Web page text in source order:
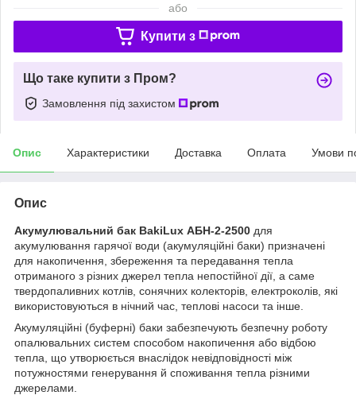
або
Купити з
Що таке купити з Пром?
Замовлення під захистом
Опис Характеристики Доставка Оплата Умови
Опис
Акумулювальний бак BakiLux АБН-2-2500 для
акумулювання гарячої води (акумуляційні баки) призначені
для накопичення, збереження та передавання тепла
отриманого з різних джерел тепла непостійної дії, а саме
твердопаливних котлів, сонячних колекторів, електроколів, які
використовуються в нічний час, теплові насоси та інше.
Акумуляційні (буферні) баки забезпечують безпечну роботу
опалювальних систем способом накопичення або відбою
тепла, що утворюється внаслідок невідповідності між
потужностями генерування й споживання тепла різними
джерелами.